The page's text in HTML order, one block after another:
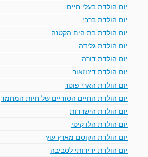
יום הולדת בעלי חיים
יום הולדת ברבי
יום הולדת בת הים הקטנה
יום הולדת גלידה
יום הולדת דורה
יום הולדת דינוזאור
יום הולדת הארי פוטר
יום הולדת החיים הסודיים של חיות המחמד
יום הולדת הישרדות
יום הולדת הלו קיטי
יום הולדת הקוסם מארץ עוץ
יום הולדת ידידותי לסביבה